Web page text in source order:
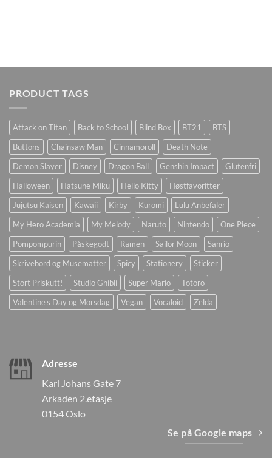
PRODUCT TAGS
Attack on Titan Back to School Blind Box BT21
BTS
Buttons
Chainsaw Man Cinnamoroll
Death Note
Demon Slayer
Disney Dragon Ball Genshin Impact
Glutenfri
Halloween
Hatsune Miku Hello Kitty
Høstfavoritter
Jujutsu Kaisen
Kawaii Kirby Kuromi
Lulu Anbefaler
My Hero Academia
My Melody Naruto Nintendo
One Piece
Pompompurin
Påskegodt Ramen Sailor Moon
Sanrio
Skrivebord og Musematter
Spicy Stationery
Sticker
Stort Priskutt!
Studio Ghibli Super Mario
Totoro
Valentine's Day og Morsdag
Vegan Vocaloid Zelda
Adresse
Karl Johans Gate 7
Arkaden 2.etasje
0154 Oslo
Se på Google maps